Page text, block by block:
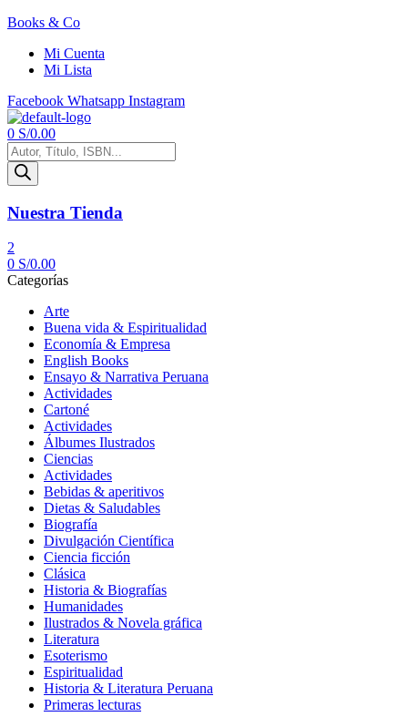
Books & Co
Mi Cuenta
Mi Lista
Facebook Whatsapp Instagram
Menú
0 S/0.00
Búsqueda
de
productos
Nuestra Tienda
2
0 S/0.00
Categorías
Arte
Buena vida & Espiritualidad
Economía & Empresa
English Books
Ensayo & Narrativa Peruana
Actividades
Cartoné
Actividades
Álbumes Ilustrados
Ciencias
Actividades
Bebidas & aperitivos
Dietas & Saludables
Biografía
Divulgación Científica
Ciencia ficción
Clásica
Historia & Biografías
Humanidades
Ilustrados & Novela gráfica
Literatura
Esoterismo
Espiritualidad
Historia & Literatura Peruana
Primeras lecturas